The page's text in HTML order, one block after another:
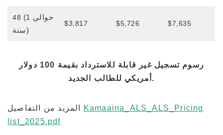
48 (حوالي 1
سنة)
$3,817 $5,726 $7,635
رسوم تسجيل غير قابلة للاسترداد بقيمة 100 دولار
أمريكي للطالب الجديد.
Kamaaina_ALS_ALS_Pricing
list_2025.pdf